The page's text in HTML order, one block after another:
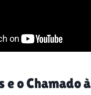
e o Chamado à